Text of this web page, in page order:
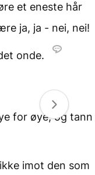
et eneste hår
ja, ja - nei, nei!
onde.
for øye, og tann
imot den som